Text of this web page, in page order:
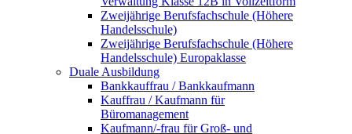
Zweijährige Berufsfachschule (Höhere
Handelsschule)
Zweijährige Berufsfachschule (Höhere
Handelsschule) Europaklasse
Duale Ausbildung
Bankkauffrau / Bankkaufmann
Kauffrau / Kaufmann für
Büromanagement
Kaufmann/-frau für Groß- und